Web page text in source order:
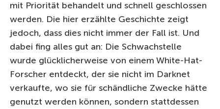
mit Priorität behandelt und schnell geschlossen
werden. Die hier erzählte Geschichte zeigt
jedoch, dass dies nicht immer der Fall ist. Und
dabei fing alles gut an: Die Schwachstelle
wurde glücklicherweise von einem White-Hat-
Forscher entdeckt, der sie nicht im Darknet
verkaufte, wo sie für schändliche Zwecke hätte
genutzt werden können, sondern stattdessen